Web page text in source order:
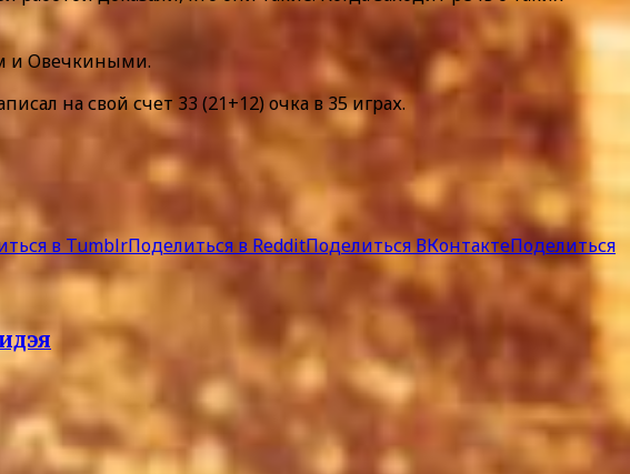
и Овечкиными.
на свой счет 33 (21+12) очка в 35 играх.
в TumblrПоделиться в RedditПоделиться ВКонтактеПоделиться